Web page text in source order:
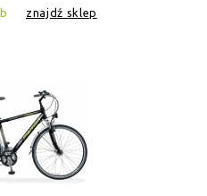
znajdź sklep